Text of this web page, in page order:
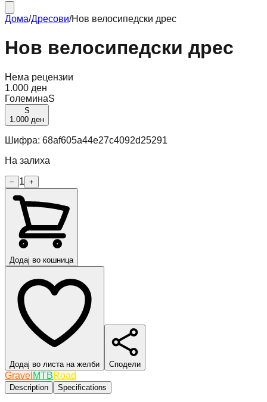
Дома/Дресови/Нов велосипедски дрес
Нов велосипедски дрес
Нема рецензии
1.000 ден
ГолеминаS
S
1.000 ден
Шифра: 68af605a44e27c4092d25291
На залиха
− 1 +
Додај во кошница
Додај во листа на желби Сподели
Gravel MTBRoad
Description Specifications